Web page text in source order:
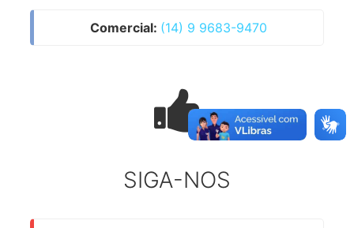
Comercial: (14) 9 9683-9470
SIGA-NOS